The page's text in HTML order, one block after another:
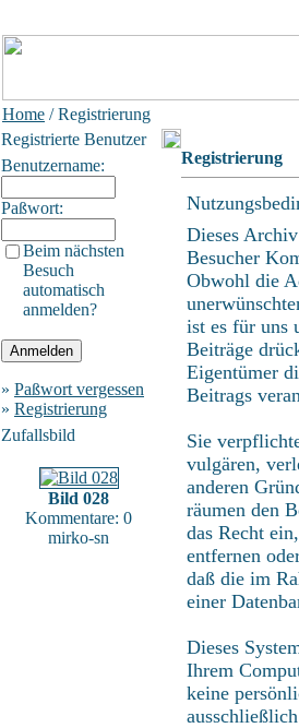
Home / Registrierung
Registrierte Benutzer
Benutzername:
Paßwort:
Beim nächsten
Besuch
automatisch
anmelden?
» Paßwort vergessen
» Registrierung
Zufallsbild
Bild 028
Kommentare: 0
mirko-sn
Registrierung
Dieses
Besucher
Obwohl die
ist es für uns
Beiträge
Eigentümer
Beitrags
Sie
vulgären,
anderen
räumen den
das Recht
entfernen
daß die im
einer
Dieses
Ihrem
keine